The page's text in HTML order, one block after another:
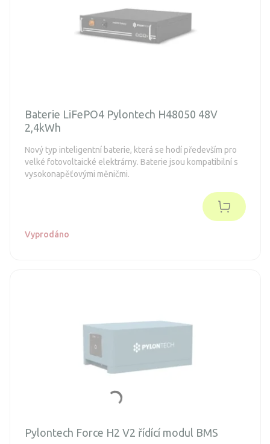
Baterie LiFePO4 Pylontech H48050 48V
2,4kWh
Nový typ inteligentní baterie, která se hodí především pro
velké fotovoltaické elektrárny. Baterie jsou kompatibilní s
vysokonapěťovými měničmi.
Vyprodáno
Pylontech Force H2 V2 řídící modul BMS